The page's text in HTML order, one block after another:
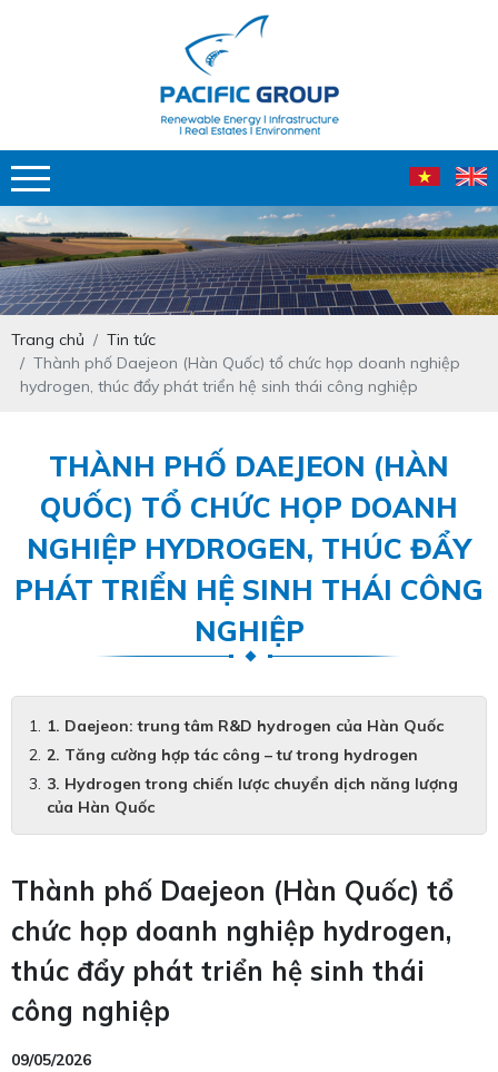
Trang chủ
Tin tức
Thành phố Daejeon (Hàn Quốc) tổ chức họp doanh nghiệp
hydrogen, thúc đẩy phát triển hệ sinh thái công nghiệp
THÀNH PHỐ DAEJEON (HÀN
QUỐC) TỔ CHỨC HỌP DOANH
NGHIỆP HYDROGEN, THÚC ĐẨY
PHÁT TRIỂN HỆ SINH THÁI CÔNG
NGHIỆP
1. Daejeon: trung tâm R&D hydrogen của Hàn Quốc
2. Tăng cường hợp tác công – tư trong hydrogen
3. Hydrogen trong chiến lược chuyển dịch năng lượng
của Hàn Quốc
Thành phố Daejeon (Hàn Quốc) tổ
chức họp doanh nghiệp hydrogen,
thúc đẩy phát triển hệ sinh thái
công nghiệp
09/05/2026